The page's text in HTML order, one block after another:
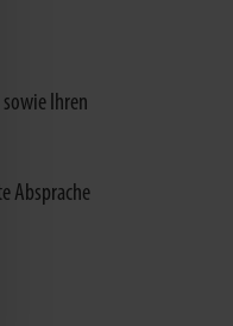
Ihren
Absprache